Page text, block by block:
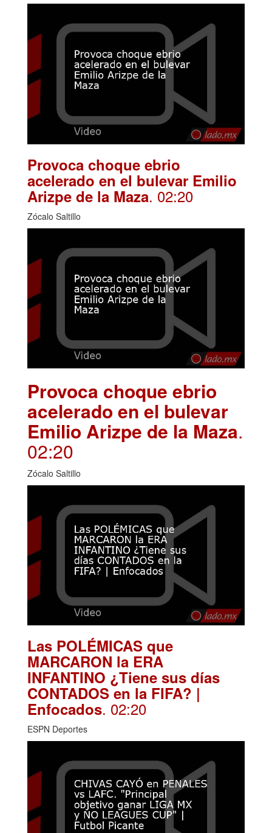
Provoca choque ebrio
acelerado en el bulevar Emilio
Arizpe de la Maza. 02:20
Zócalo Saltillo
Provoca choque ebrio
acelerado en el bulevar
Emilio Arizpe de la Maza.
02:20
Zócalo Saltillo
Las POLÉMICAS que
MARCARON la ERA
INFANTINO ¿Tiene sus días
CONTADOS en la FIFA? |
Enfocados. 02:20
ESPN Deportes